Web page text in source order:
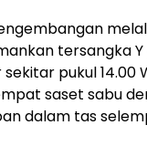
tersangka
pukul 14.00
saset sabu
dalam tas